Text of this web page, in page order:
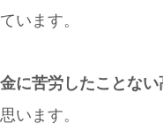
います。
に苦労したことな
います。